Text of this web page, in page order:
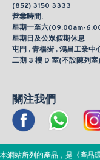
(852) 3150 3333
營業時間:
星期一至六(09:00am-
星期日及公眾假期休息
屯門 , 青楊街 , 鴻昌工業中
二期 3 樓 D 室(不設陳列室)
關注我們
本網站所列的產品，是《產品